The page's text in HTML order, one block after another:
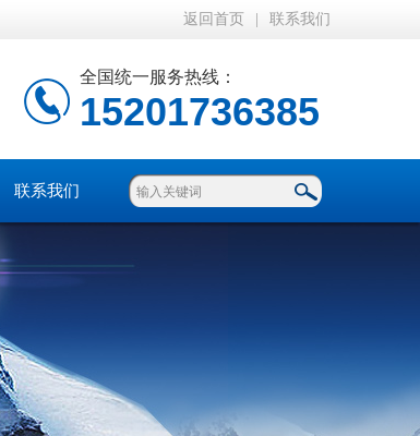
返回首页 联系我们
全国统一服务热线：
15201736385
联系我们